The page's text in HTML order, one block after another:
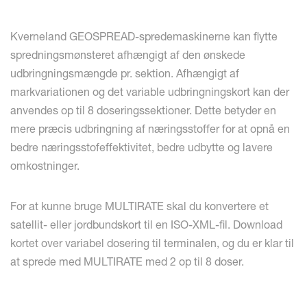
Kverneland GEOSPREAD-spredemaskinerne kan flytte
spredningsmønsteret afhængigt af den ønskede
udbringningsmængde pr. sektion. Afhængigt af
markvariationen og det variable udbringningskort kan der
anvendes op til 8 doseringssektioner. Dette betyder en
mere præcis udbringning af næringsstoffer for at opnå en
bedre næringsstofeffektivitet, bedre udbytte og lavere
omkostninger.
For at kunne bruge MULTIRATE skal du konvertere et
satellit- eller jordbundskort til en ISO-XML-fil. Download
kortet over variabel dosering til terminalen, og du er klar til
at sprede med MULTIRATE med 2 op til 8 doser.